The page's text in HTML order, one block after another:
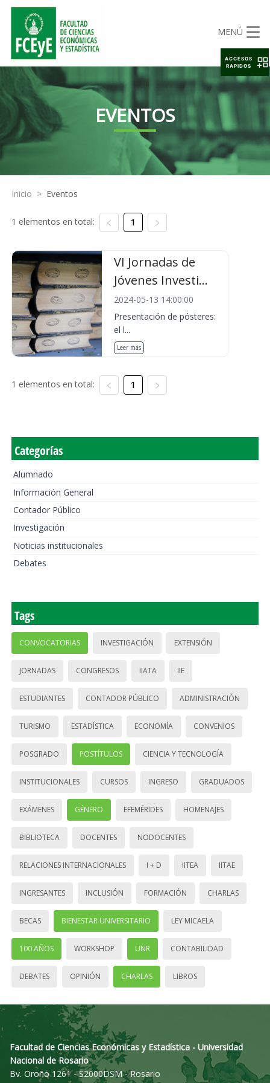
MENÚ
EVENTOS
Inicio > Eventos
1 elementos en total: 1
VI Jornadas de
Jóvenes Investi...
2024-05-13 14:00:00
Presentación de pósteres:
el l...
Leer más
1 elementos en total: 1
Categorías
Alumnado
Información General
Contador Público
Investigación
Noticias institucionales
Debates
Tags
CONVOCATORIAS INVESTIGACIÓN EXTENSIÓN
JORNADAS CONGRESOS IIATA IIE
ESTUDIANTES CONTADOR PÚBLICO ADMINISTRACIÓN
TURISMO ESTADÍSTICA ECONOMÍA CONVENIOS
POSGRADO POSTÍTULOS CIENCIA Y TECNOLOGÍA
INSTITUCIONALES CURSOS INGRESO GRADUADOS
EXÁMENES GÉNERO EFEMÉRIDES HOMENAJES
BIBLIOTECA DOCENTES NODOCENTES
RELACIONES INTERNACIONALES I + D IITEA IITAE
INGRESANTES INCLUSIÓN FORMACIÓN CHARLAS
BECAS BIENESTAR UNIVERSITARIO LEY MICAELA
100 AÑOS WORKSHOP UNR CONTABILIDAD
DEBATES OPINIÓN CHARLAS LIBROS
Facultad de Ciencias Económicas y Estadística - Universidad
Nacional de Rosario
Bv. Oroño 1261 - S2000DSM - Rosario
ACCESOS
RAPIDOS